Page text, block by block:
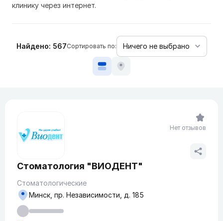
клинику через интернет.
Найдено: 567Сортировать по:
Стоматология "ВИОДЕНТ"
Стоматологические
Минск, пр. Независимости, д. 185
Нет отзывов